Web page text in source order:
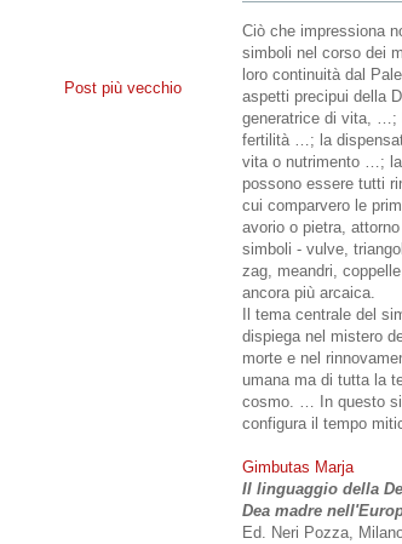
Post più vecchio
Ciò che impressiona
simboli nel corso dei
loro continuità dal
aspetti precipui della
generatrice di vita, …;
fertilità …; la
vita o nutrimento …;
possono essere tutti
cui comparvero le
avorio o pietra,
simboli - vulve,
zag, meandri,
ancora più arcaica.
Il tema centrale del
dispiega nel mistero
morte e nel
umana ma di tutta la
cosmo. … In questo
configura il tempo
Gimbutas Marja
Il linguaggio della
Dea madre
Ed. Neri Pozza,